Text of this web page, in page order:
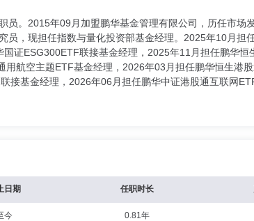
。2015年09月加盟鹏华基金管理有限公司，历任市场
，现担任指数与量化投资部基金经理。2025年10月担
证ESG300ETF联接基金经理，2025年11月担任鹏华恒
航空主题ETF基金经理，2026年03月担任鹏华恒生港
接基金经理，2026年06月担任鹏华中证港股通互联网
日期 任职时长
今 0.81年